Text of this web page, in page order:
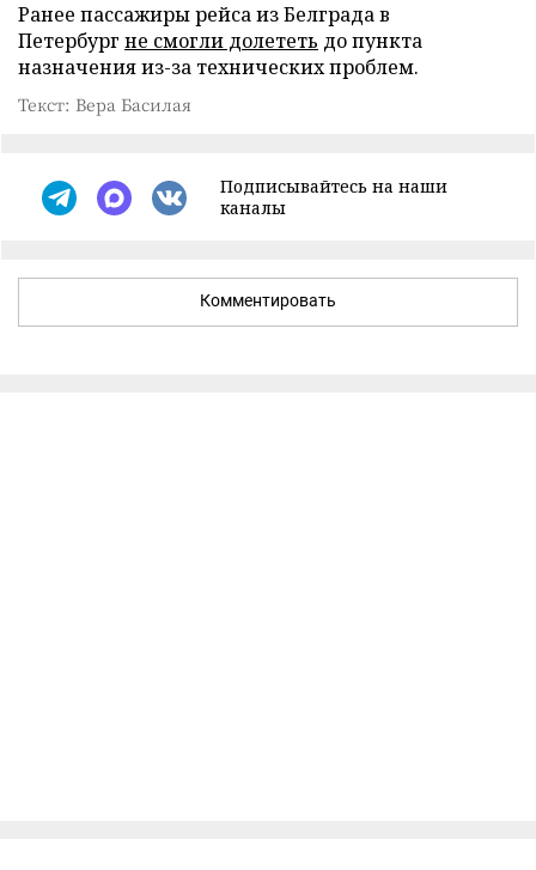
Ранее пассажиры рейса из Белграда в
Петербург не смогли долететь до пункта
назначения из-за технических проблем.
Текст: Вера Басилая
Подписывайтесь на наши
каналы
Комментировать